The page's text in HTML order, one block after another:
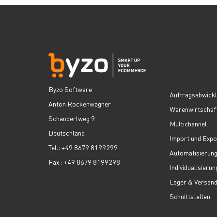
Byzo Software
Anton Röckenwagner
Schanderlweg 9
Deutschland
Tel.: +49 8679 8199299
Fax.: +49 8679 8199298
Multichannel
Import und
Lager & Versand
Schnittstellen